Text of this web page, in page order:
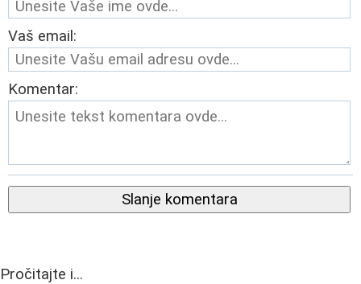
Vaš email:
Komentar:
Slanje komentara
Pročitajte i...